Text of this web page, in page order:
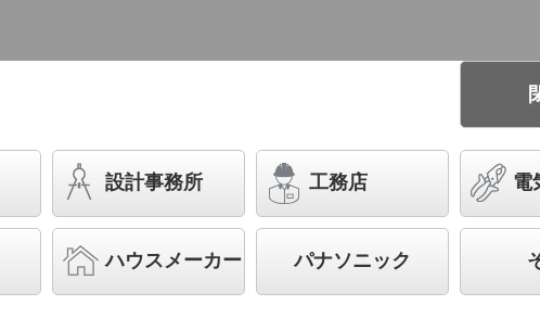
天井直付型 LED（昼光色～電球色） シーリングライト リモ
コン調色・カチットF パネル付型 ～12畳
◆工場在庫品
◆希望小売価格 112,000 円（税抜）
LED内蔵、電源ユニット内蔵
設計事務所 工務店 電
ハウスメーカー パナソニック